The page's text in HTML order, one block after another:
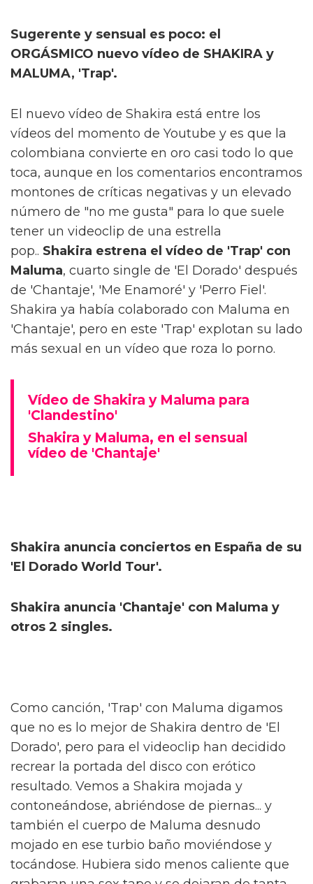
Sugerente y sensual es poco: el
ORGÁSMICO nuevo vídeo de SHAKIRA y
MALUMA, 'Trap'.
El nuevo vídeo de Shakira está entre los
vídeos del momento de Youtube y es que la
colombiana convierte en oro casi todo lo que
toca, aunque en los comentarios encontramos
montones de críticas negativas y un elevado
número de "no me gusta" para lo que suele
tener un videoclip de una estrella
pop.. Shakira estrena el vídeo de 'Trap' con
Maluma, cuarto single de 'El Dorado' después
de 'Chantaje', 'Me Enamoré' y 'Perro Fiel'.
Shakira ya había colaborado con Maluma en
'Chantaje', pero en este 'Trap' explotan su lado
más sexual en un vídeo que roza lo porno.
Vídeo de Shakira y Maluma para
'Clandestino'
Shakira y Maluma, en el sensual
vídeo de 'Chantaje'
Shakira anuncia conciertos en España de su
'El Dorado World Tour'.
Shakira anuncia 'Chantaje' con Maluma y
otros 2 singles.
Como canción, 'Trap' con Maluma digamos
que no es lo mejor de Shakira dentro de 'El
Dorado', pero para el videoclip han decidido
recrear la portada del disco con erótico
resultado. Vemos a Shakira mojada y
contoneándose, abriéndose de piernas... y
también el cuerpo de Maluma desnudo
mojado en ese turbio baño moviéndose y
tocándose. Hubiera sido menos caliente que